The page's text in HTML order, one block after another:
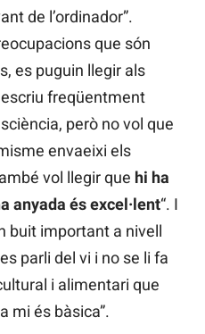
de l’ordinador”.
que són
es puguin llegir als
freqüentment
però no vol que
envaeixi els
vol llegir que hi ha
anyada és excel·lent“. I
buit important a nivell
parli del vi i no se li fa
i alimentari que
mi és bàsica”.